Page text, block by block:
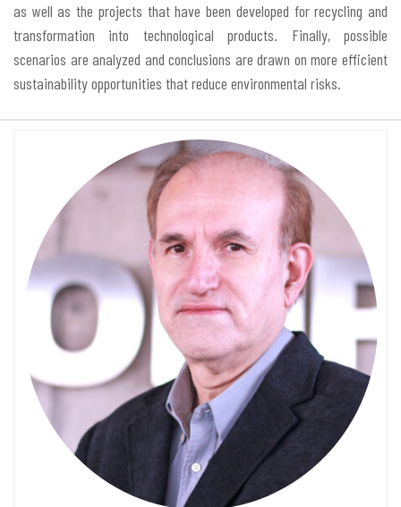
as well as the projects that have been developed for recycling and
transformation into technological products. Finally, possible
scenarios are analyzed and conclusions are drawn on more efficient
sustainability opportunities that reduce environmental risks.